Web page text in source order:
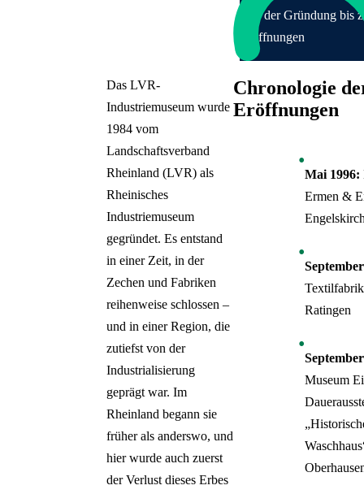
Publikationen
PAPIER!
Handgeschöpftes von John
Gerard
Zukunftslabor
Von Blackouts und Body
Inhalte des Menüs ausblenden
Von der Gründung bis
Eröffnungen
Das LVR-
Industriemuseum wurde
1984 vom
Landschaftsverband
Rheinland (LVR) als
Rheinisches
Industriemuseum
gegründet. Es entstand
in einer Zeit, in der
Zechen und Fabriken
reihenweise schlossen –
und in einer Region, die
zutiefst von der
Industrialisierung
geprägt war. Im
Rheinland begann sie
früher als anderswo, und
hier wurde auch zuerst
der Verlust dieses Erbes
Chronologie
Eröffnungen
Mai 1996:
Ermen &
Ratingen
Museum